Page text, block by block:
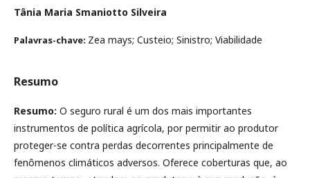
Tânia Maria Smaniotto Silveira
Palavras-chave: Zea mays; Custeio; Sinistro; Viabilidade
Resumo
Resumo: O seguro rural é um dos mais importantes
instrumentos de política agrícola, por permitir ao produtor
proteger-se contra perdas decorrentes principalmente de
fenômenos climáticos adversos. Oferece coberturas que, ao